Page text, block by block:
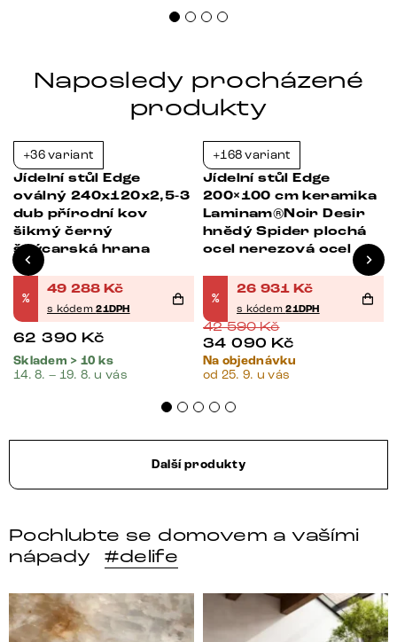
Naposledy procházené
produkty
+36 variant
Jídelní stůl Edge
oválný 240x120x2,5-3
dub přírodní kov
šikmý černý
švýcarská hrana
%
49 288 Kč
s kódem21DPH
62 390 Kč
Skladem > 10 ks
14. 8. – 19. 8. u vás
+168 variant
Jídelní stůl Edge
200×100 cm keramika
Laminam®Noir Desir
hnědý Spider plochá
ocel nerezová ocel
%
26 931 Kč
s kódem21DPH
42 590Kč
34 090 Kč
Na objednávku
od 25. 9. u vás
Další produkty
Pochlubte se domovem a vašími
nápady
#delife
DELIFE – Nábytek, který promění dům v domov. Domo
Místo, kam se budeš těšit